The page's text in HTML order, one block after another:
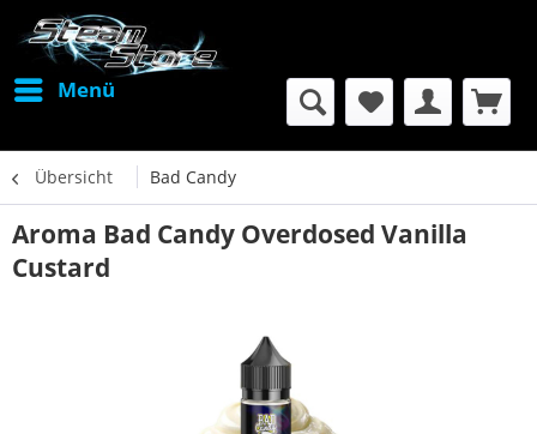
Menü
Übersicht Bad Candy
Aroma Bad Candy Overdosed Vanilla
Custard